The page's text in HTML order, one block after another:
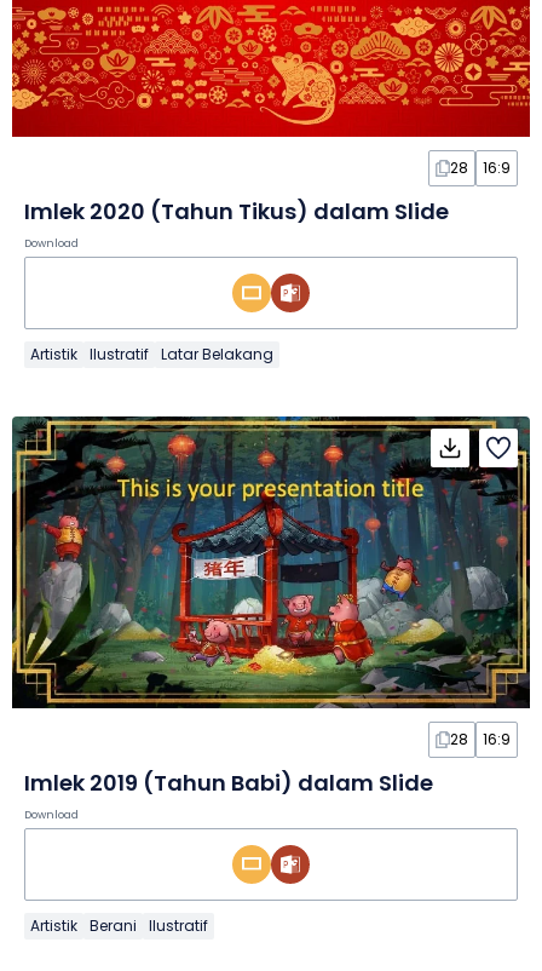
28 16:9
Imlek 2020 (Tahun Tikus) dalam Slide
Download
Artistik Ilustratif Latar Belakang
28 16:9
Imlek 2019 (Tahun Babi) dalam Slide
Download
Artistik Berani Ilustratif